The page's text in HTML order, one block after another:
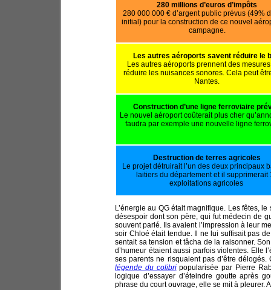
280 millions d’euros d’impôts
280 000 000 € d’argent public prévus (49%
initial) pour la construction de ce nouvel
campagne.
Les autres aéroports savent réduire le
Les autres aéroports prennent des
réduire les nuisances sonores. Cela peut
Nantes.
Construction d’une ligne ferroviaire
Le nouvel aéroport coûterait plus cher
faudra par exemple une nouvelle ligne
Destruction de terres agricoles
Le projet détruirait l’un des deux principaux
laitiers du département et il supprimerait
exploitations agricoles
L’énergie au QG était magnifique. Les fêtes,
désespoir dont son père, qui fut médecin de
souvent parlé. Ils avaient l’impression à leur
soir Chloé était tendue. Il ne lui suffisait pas
sentait sa tension et tâcha de la raisonner.
d’humeur étaient aussi parfois violentes. Elle
ses parents ne risquaient pas d’être
légende du colibripopularisée par Pierre
logique d’essayer d’éteindre goutte après
phrase du court ouvrage, elle se mit à pleurer.